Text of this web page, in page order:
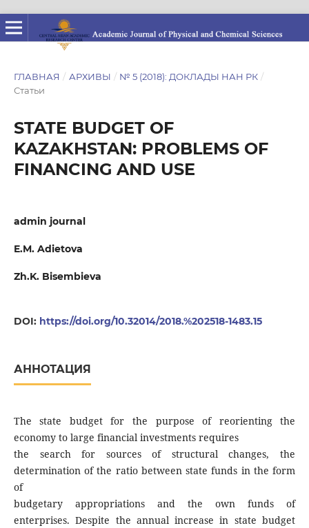
ГЛАВНАЯ / АРХИВЫ / № 5 (2018): ДОКЛАДЫ НАН РК /
Статьи
STATE BUDGET OF
KAZAKHSTAN: PROBLEMS OF
FINANCING AND USE
admin journal
E.M. Adietova
Zh.K. Bisembieva
DOI: https://doi.org/10.32014/2018.%202518-1483.15
АННОТАЦИЯ
The state budget for the purpose of reorienting the
economy to large financial investments requires
the search for sources of structural changes, the
determination of the ratio between state funds in the form
of
budgetary appropriations and the own funds of
enterprises. Despite the annual increase in state budget